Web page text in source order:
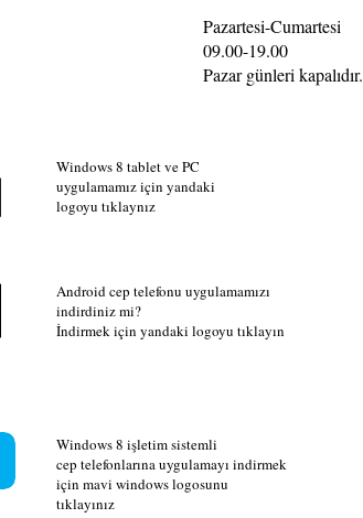
Pazartesi-Cumartesi
09.00-19.00
Pazar günleri kapalıdır.
Android cep telefonu uygulamamızı
indirdiniz mi?
İndirmek için yandaki logoyu tıklayın
Windows 8 tablet ve PC
uygulamamız için yandaki
logoyu tıklaynız
Windows 8 işletim sistemli
cep telefonlarına uygulamayı indirmek
için mavi windows logosunu
tıklayınız